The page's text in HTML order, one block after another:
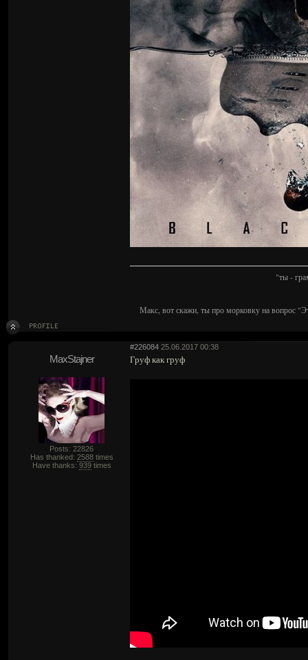
"ты -
Макс, вот скажи, ты про морковку на вопрос
#226084 25.06.2017 00:38
MaxStajner
Posts: 22826
Has thanked: 2588times
Have thanks: 939times
Груф как груф